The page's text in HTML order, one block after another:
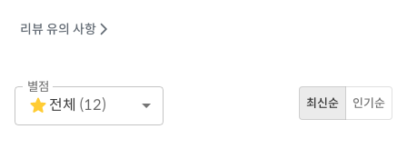
리뷰 유의 사항
별점
1 Star
Empty
전체 (12) 최신순 인기순